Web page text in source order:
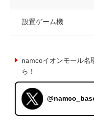
設置ゲーム機
namcoイオンモール名
ら！